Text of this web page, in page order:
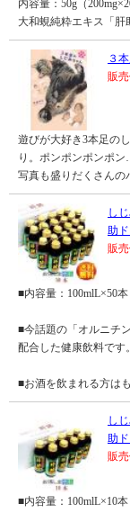
内容量：50g（
大和蜆純粋エキス「肝
３
販
遊びが大好き3本足の
り。ポンポンポンポン
写真も盛りだくさんの
し
助
販
■内容量：100mlL×50本
■今話題の「オルニチ
配合した健康飲料です。
■お酒を飲まれる方は
し
助
販
■内容量：100mlL×10本